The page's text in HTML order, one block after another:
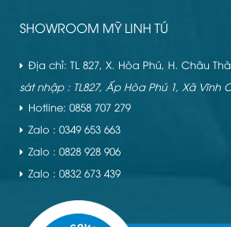
SHOWROOM MỸ LINH TÚ
Địa chỉ: TL 827, X. Hòa Phú, H. Châu
sát nhập : TL827, Ấp Hòa Phú 1, Xã Vĩnh
Hotline: 0858 707 279
Zalo : 0349 653 663
Zalo : 0828 928 906
Zalo : 0832 673 439